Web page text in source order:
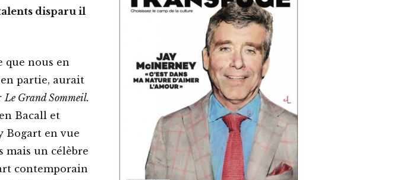
disparu il
que nous en
partie, aurait
Le Grand Sommeil.
Bacall et
Bogart en vue
mais un célèbre
contemporain